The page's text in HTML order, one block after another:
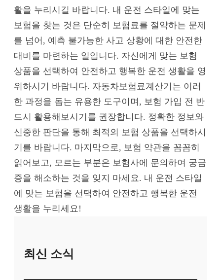
활을 누리시길 바랍니다. 내 운전 스타일에 맞는
보험을 찾는 것은 단순히 보험료를 절약하는 문제
를 넘어, 예측 불가능한 사고 상황에 대한 안전한
대비를 마련하는 일입니다. 자신에게 맞는 보험
상품을 선택하여 안전하고 행복한 운전 생활을 영
위하시기 바랍니다. 자동차보험료계산기는 이러
한 과정을 돕는 유용한 도구이며, 보험 가입 전 반
드시 활용해보시기를 권장합니다. 정확한 정보와
신중한 판단을 통해 최적의 보험 상품을 선택하시
기를 바랍니다. 마지막으로, 보험 약관을 꼼꼼히
읽어보고, 모르는 부분은 보험사에 문의하여 궁금
증을 해소하는 것을 잊지 마세요. 내 운전 스타일
에 맞는 보험을 선택하여 안전하고 행복한 운전
생활을 누리세요!
최신 소식